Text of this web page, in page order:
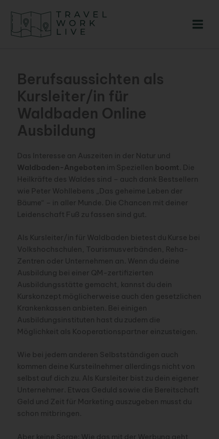
Inhalt
springen
Berufsaussichten als
Kursleiter/in für
Waldbaden Online
Ausbildung
Das Interesse an Auszeiten in der Natur und
Waldbaden-Angeboten im Speziellen boomt . Die
Heilkräfte des Waldes sind – auch dank Bestsellern
wie Peter Wohllebens „Das geheime Leben der
Bäume“ – in aller Munde. Die Chancen mit deiner
Leidenschaft Fuß zu fassen sind gut.
Als Kursleiter/in für Waldbaden bietest du Kurse bei
Volkshochschulen, Tourismusverbänden, Reha-
Zentren oder Unternehmen an. Wenn du deine
Ausbildung bei einer QM-zertifizierten
Ausbildungsstätte gemacht, kannst du dein
Kurskonzept möglicherweise auch den gesetzlichen
Krankenkassen anbieten. Bei einigen
Ausbildungsinstituten hast du zudem die
Möglichkeit als Kooperationspartner einzusteigen.
Wie bei jedem anderen Selbstständigen auch
kommen deine Kursteilnehmer allerdings nicht von
selbst auf dich zu. Als Kursleiter bist zu dein eigener
Unternehmer. Etwas Geduld sowie die Bereitschaft
Geld und Zeit für Marketing auszugeben musst du
schon mitbringen.
Aber keine Sorge: Wie das mit der Werbung geht